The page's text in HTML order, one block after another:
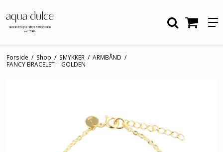
Forside / Shop / SMYKKER / ARMBÅND /
FANCY BRACELET | GOLDEN